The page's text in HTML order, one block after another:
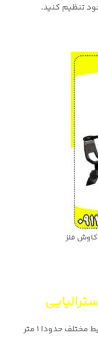
تنظیم کنید.
فلز
در شرایط مختلف حدودا 1 متر